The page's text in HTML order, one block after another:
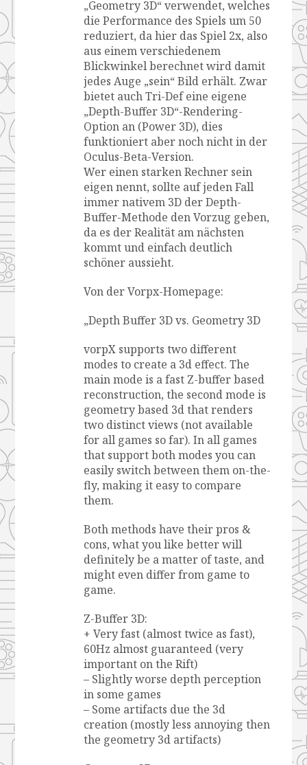
„Geometry 3D“ verwendet, welches
die Performance des Spiels um 50
reduziert, da hier das Spiel 2x, also
aus einem verschiedenem
Blickwinkel berechnet wird damit
jedes Auge „sein“ Bild erhält. Zwar
bietet auch Tri-Def eine eigene
„Depth-Buffer 3D“-Rendering-
Option an (Power 3D), dies
funktioniert aber noch nicht in der
Oculus-Beta-Version.
Wer einen starken Rechner sein
eigen nennt, sollte auf jeden Fall
immer nativem 3D der Depth-
Buffer-Methode den Vorzug geben,
da es der Realität am nächsten
kommt und einfach deutlich
schöner aussieht.
Von der Vorpx-Homepage:
„Depth Buffer 3D vs. Geometry 3D
vorpX supports two different
modes to create a 3d effect. The
main mode is a fast Z-buffer based
reconstruction, the second mode is
geometry based 3d that renders
two distinct views (not available
for all games so far). In all games
that support both modes you can
easily switch between them on-the-
fly, making it easy to compare
them.
Both methods have their pros &
cons, what you like better will
definitely be a matter of taste, and
might even differ from game to
game.
Z-Buffer 3D:
+ Very fast (almost twice as fast),
60Hz almost guaranteed (very
important on the Rift)
– Slightly worse depth perception
in some games
– Some artifacts due the 3d
creation (mostly less annoying then
the geometry 3d artifacts)